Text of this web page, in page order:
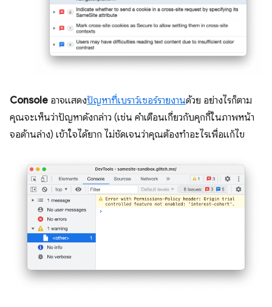
Console อาจแสดงปัญหาที่เบราว์เซอร์รายงานด้วย อย่างไรก็ตาม
คุณจะเห็นว่าปัญหาดังกล่าว (เช่น คำเตือนเกี่ยวกับคุกกี้ในภาพหน้า
จอด้านล่าง) เข้าใจได้ยาก ไม่ชัดเจนว่าคุณต้องทำอะไรเพื่อแก้ไข